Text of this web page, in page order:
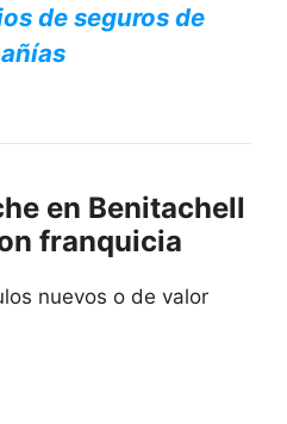
de seguros de
en Benitachell
franquicia
nuevos o de valor